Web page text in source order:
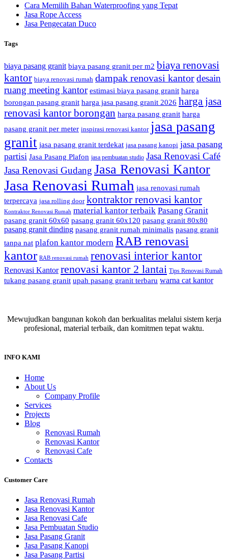
Cara Memilih Bahan Waterproofing yang Tepat
Jasa Rope Access
Jasa Pengecatan Duco
Tags
biaya pasang granit biaya pasang granit per m2 biaya renovasi
kantor biaya renovasi rumah dampak renovasi kantordesain
ruang meeting kantor estimasi biaya pasang granit harga
borongan pasang granit harga jasa pasang granit 2026 harga jasa
renovasi kantor borongan harga pasang granit harga
pasang granit per meter inspirasi renovasi kantor jasa pasang
granit jasa pasang granit terdekat jasa pasang kanopi jasa pasang
partisi Jasa Pasang Plafon jasa pembuatan studio Jasa Renovasi Café
Jasa Renovasi Gudang Jasa Renovasi Kantor
Jasa Renovasi Rumah jasa renovasi rumah
terpercaya jasa rolling door kontraktor renovasi kantor
Kontraktor Renovasi Rumah material kantor terbaik Pasang Granit
pasang granit 60x60 pasang granit 60x120 pasang granit 80x80
pasang granit dinding pasang granit rumah minimalis pasang granit
tanpa nat plafon kantor modern RAB renovasi
kantor RAB renovasi rumah renovasi interior kantor
Renovasi Kantor renovasi kantor 2 lantai Tips Renovasi Rumah
tukang pasang granit upah pasang granit terbaru warna cat kantor
Mewujudkan bangunan kokoh dan berkualitas melalui sistem kerja
profesional, material terbaik, dan komitmen tepat waktu.
INFO KAMI
Home
About Us
Company Profile
Services
Projects
Blog
Renovasi Rumah
Renovasi Kantor
Renovasi Cafe
Contacts
Customer Care
Jasa Renovasi Rumah
Jasa Renovasi Kantor
Jasa Renovasi Cafe
Jasa Pembuatan Studio
Jasa Pasang Granit
Jasa Pasang Kanopi
Jasa Pasang Partisi